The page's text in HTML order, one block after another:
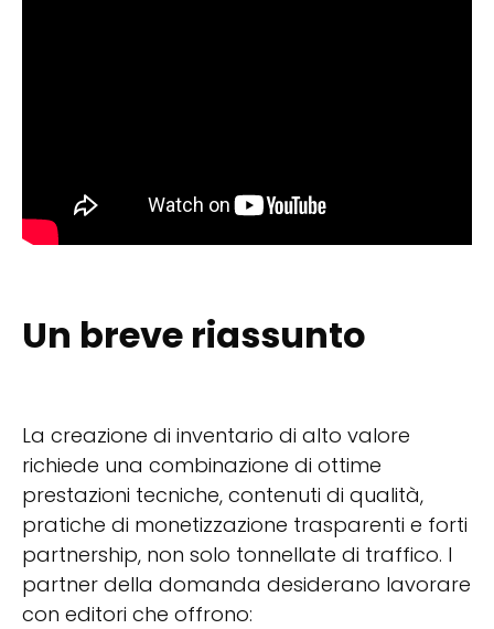
Un breve riassunto
La creazione di inventario di alto valore
richiede una combinazione di ottime
prestazioni tecniche, contenuti di qualità,
pratiche di monetizzazione trasparenti e forti
partnership, non solo tonnellate di traffico. I
partner della domanda desiderano lavorare
con editori che offrono: